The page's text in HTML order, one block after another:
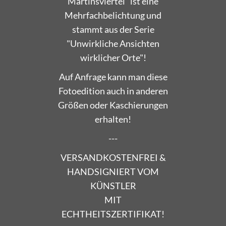
Mehrfachbelichtung und
stammt aus der Serie
"Unwirkliche Ansichten
wirklicher Orte"!
Auf Anfrage kann man diese
Fotoedition auch in anderen
Größen oder Kaschierungen
erhalten!
VERSANDKOSTENFREI &
HANDSIGNIERT VOM
KÜNSTLER
MIT
ECHTHEITSZERTIFIKAT!